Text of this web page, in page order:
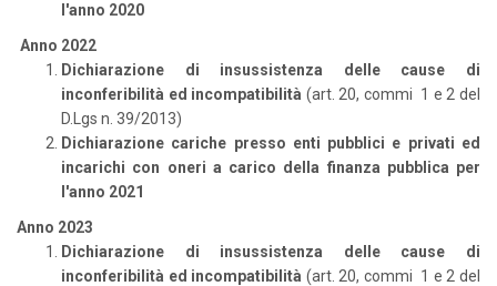
l'anno 2020
Anno 2022
Dichiarazione di insussistenza delle cause di
inconferibilità ed incompatibilità (art. 20, commi 1 e 2 del
D.Lgs n. 39/2013)
Dichiarazione cariche presso enti pubblici e privati ed
incarichi con oneri a carico della finanza pubblica per
l'anno 2021
Anno 2023
Dichiarazione di insussistenza delle cause di
inconferibilità ed incompatibilità (art. 20, commi 1 e 2 del